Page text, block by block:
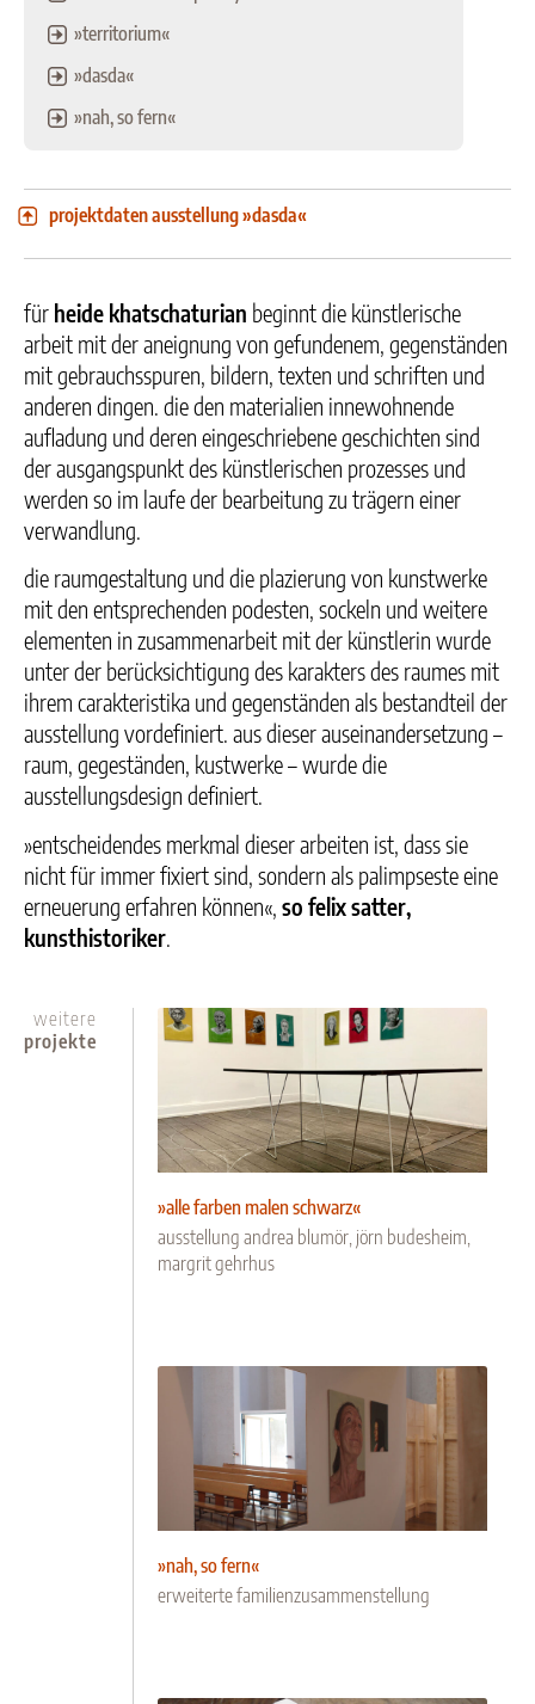
»territorium«
»dasda«
»nah, so fern«
projektdaten ausstellung »dasda«
für heide khatschaturian beginnt die künstlerische
arbeit mit der aneignung von gefundenem, gegenständen
mit gebrauchsspuren, bildern, texten und schriften und
anderen dingen. die den materialien innewohnende
aufladung und deren eingeschriebene geschichten sind
der ausgangspunkt des künstlerischen prozesses und
werden so im laufe der bearbeitung zu trägern einer
verwandlung.
die raumgestaltung und die plazierung von kunstwerke
mit den entsprechenden podesten, sockeln und weitere
elementen in zusammenarbeit mit der künstlerin wurde
unter der berücksichtigung des karakters des raumes mit
ihrem carakteristika und gegenständen als bestandteil der
ausstellung vordefiniert. aus dieser auseinandersetzung –
raum, gegeständen, kustwerke – wurde die
ausstellungsdesign definiert.
»entscheidendes merkmal dieser arbeiten ist, dass sie
nicht für immer fixiert sind, sondern als palimpseste eine
erneuerung erfahren können«, so felix satter,
kunsthistoriker
weitere
projekte
»alle farben malen schwarz«
ausstellung andrea blumör, jörn budesheim,
margrit gehrhus
»nah, so fern«
erweiterte familienzusammenstellung